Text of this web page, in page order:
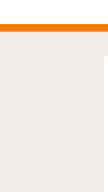
of stad